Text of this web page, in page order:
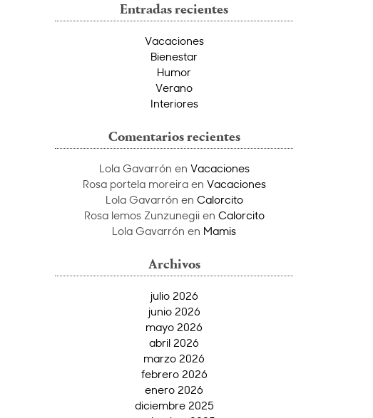
Entradas recientes
Vacaciones
Bienestar
Humor
Verano
Interiores
Comentarios recientes
Lola Gavarrón en Vacaciones
Rosa portela moreiraen Vacaciones
Lola Gavarrón en Calorcito
Rosa lemos Zunzunegiien Calorcito
Lola Gavarrón en Mamis
Archivos
julio 2026
junio 2026
mayo 2026
abril 2026
marzo 2026
febrero 2026
enero 2026
diciembre 2025